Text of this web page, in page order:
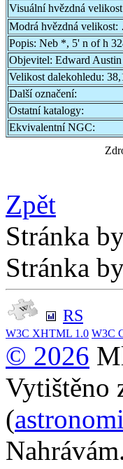
Visuální hvězdná
Modrá hvězdná velikost:
Popis: Neb *, 5' n of h
Objevitel: Edward Austin
Velikost dalekohledu:
Další označení:
Ostatní katalogy:
Ekvivalentní NGC:
Zpět
Stránka
Stránka
RS
W3C XHTML 1.0 W3C
© 2026
Vytištěno
(